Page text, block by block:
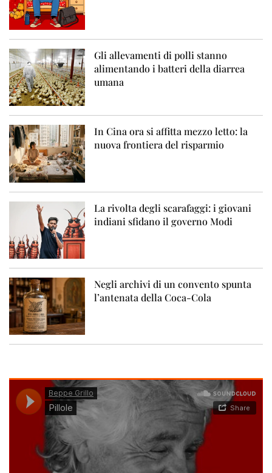
Gli allevamenti di polli stanno
alimentando i batteri della diarrea
umana
In Cina ora si affitta mezzo letto: la
nuova frontiera del risparmio
La rivolta degli scarafaggi: i giovani
indiani sfidano il governo Modi
Negli archivi di un convento spunta
l’antenata della Coca-Cola